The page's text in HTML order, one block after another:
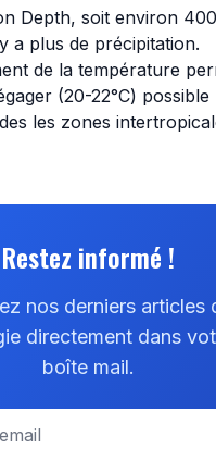
Depth, soit environ
a plus de précipitation.
de la température
(20-22°C) possible
les zones
Restez informé !
nos derniers articles
directement dans
boîte mail.